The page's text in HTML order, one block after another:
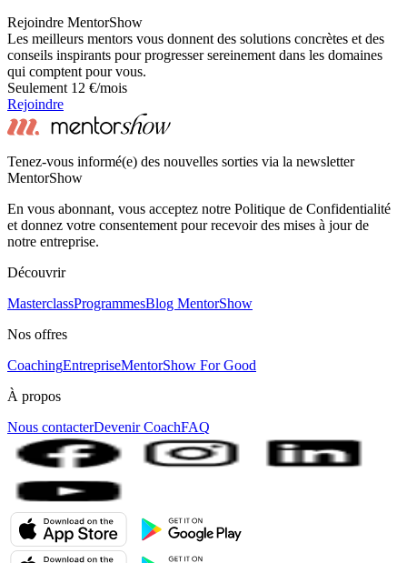
Rejoindre MentorShow
Les meilleurs mentors vous donnent des solutions concrètes et des
conseils inspirants pour progresser sereinement dans les domaines
qui comptent pour vous.
Seulement 12 €/mois
Rejoindre
Tenez-vous informé(e) des nouvelles sorties via la newsletter
MentorShow
En vous abonnant, vous acceptez notre Politique de Confidentialité
et donnez votre consentement pour recevoir des mises à jour de
notre entreprise.
Découvrir
MasterclassProgrammesBlog MentorShow
Nos offres
CoachingEntrepriseMentorShow For Good
À propos
Nous contacterDevenir CoachFAQ